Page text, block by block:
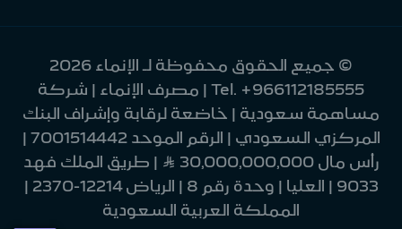
© جميع الحقوق محفوظة لـ الإنماء 2026
Tel. +966112185555
| مصرف الإنماء | شركة
مساهمة سعودية | خاضعة لرقابة وإشراف البنك
المركزي السعودي | الرقم الموحد 7001514442 |
رأس مال 30,000,000,000 Ʀ | طريق الملك فهد
9033 | العليا | وحدة رقم 8 | الرياض 12214-2370 |
المملكة العربية السعودية